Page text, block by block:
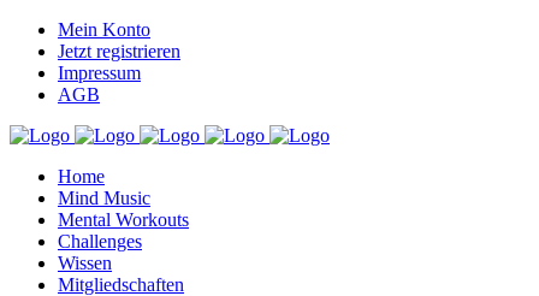
Mein Konto
Jetzt registrieren
Impressum
AGB
Home
Mind Music
Mental Workouts
Challenges
Wissen
Mitgliedschaften